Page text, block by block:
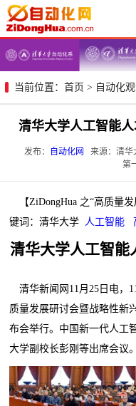
当前位置： 首页 > 自动化
清华大学人工智能
发布： 自动化网
来源：清华
第
【ZiDongHua 之“高质量
键词：清华大学
人工智能
清华大学人工智能
清华新闻网11月25日电，
质量发展研讨会暨战略性新
布会举行。中国新一代人工
大学副校长彭刚等出席会议。